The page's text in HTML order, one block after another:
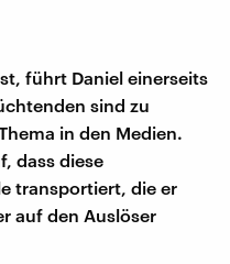
führt Daniel einerseits
sind zu
in den Medien.
dass diese
transportiert, die er
auf den Auslöser